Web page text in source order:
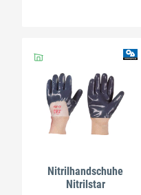
Nitrilhandschuhe
Nitrilstar